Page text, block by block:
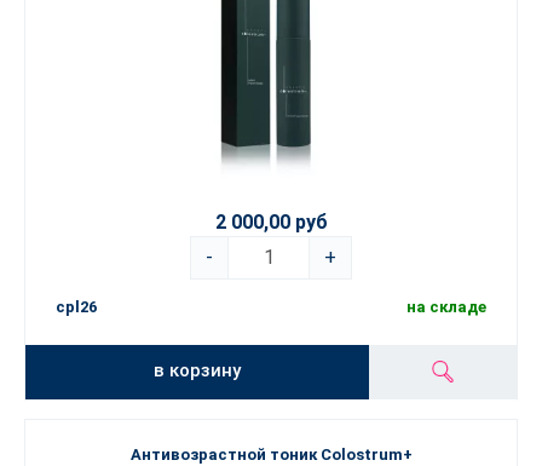
2 000,00 руб
-
+
cpl26 на складе
в корзину
Антивозрастной тоник Colostrum+